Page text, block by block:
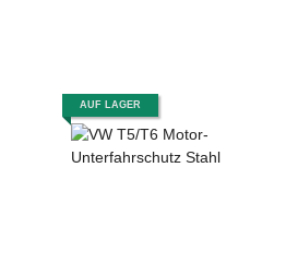
AUF LAGER